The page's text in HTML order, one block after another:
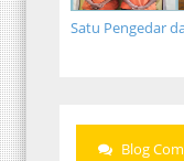
Satu Pengedar
Blog